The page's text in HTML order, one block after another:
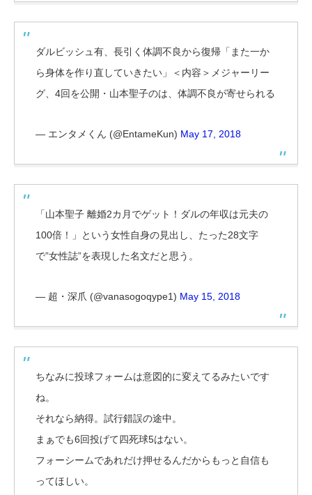
ダルビッシュ有、長引く体調不良から復帰「また一か
ら身体を作り直していきたい」＜内容＞メジャーリー
グ、4回を公開・山本聖子のは、体調不良が寄せられる
— エンタメくん (@EntameKun) May 17, 2018
「山本聖子 離婚2カ月でゲット！ダルの年収は元夫の
100倍！」という女性自身の見出し、たった28文字
で”女性誌”を表現した名文だと思う。
— 超・深爪 (@vanasogoqype1) May 15, 2018
ちなみに投球フォームは意図的に変えてるみたいです
ね。
それなら納得。試行錯誤の途中。
まぁでも6回投げて四死球5はない。
フォーシームであれだけ押せるんだからもっと自信も
ってほしい。